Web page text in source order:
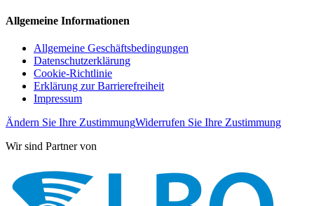
Allgemeine Informationen
Allgemeine Geschäftsbedingungen
Datenschutzerklärung
Cookie-Richtlinie
Erklärung zur Barrierefreiheit
Impressum
Ändern Sie Ihre ZustimmungWiderrufen Sie Ihre Zustimmung
Wir sind Partner von